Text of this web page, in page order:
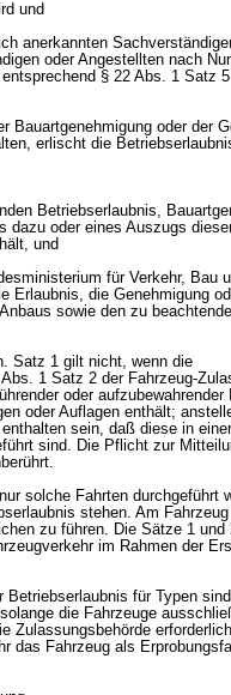
und
anerkannten
oder Angestellten nach
§ 22 Abs. 1 Satz
Bauartgenehmigung oder der
erlischt die
Betriebserlaubnis,
dazu oder eines Auszugs
und
für Verkehr, Bau
Erlaubnis, die Genehmigung
sowie den zu
Satz 1 gilt nicht, wenn die
1 Satz 2 der Fahrzeug-
oder aufzubewahrender
oder Auflagen enthält;
sein, daß diese in
sind. Die Pflicht zur
solche Fahrten durchgeführt
stehen. Am
zu führen. Die Sätze 1 und
im Rahmen der
Betriebserlaubnis für Typen
die Fahrzeuge
Zulassungsbehörde
das Fahrzeug als